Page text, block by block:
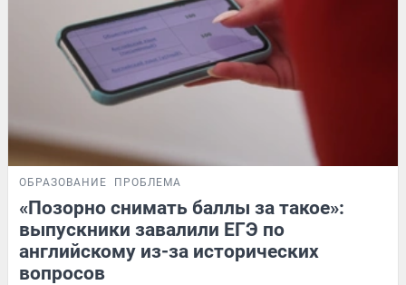
ОБРАЗОВАНИЕ ПРОБЛЕМА
«Позорно снимать баллы за такое»:
выпускники завалили ЕГЭ по
английскому из-за исторических
вопросов